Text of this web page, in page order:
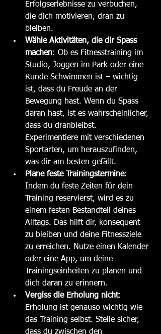
Erfolgserlebnisse zu verbuchen,
die dich motivieren, dran zu
bleiben.
Wähle Aktivitäten, die dir Spass
machen: Ob es Fitnesstraining im
Studio, Joggen im Park oder eine
Runde Schwimmen ist – wichtig
ist, dass du Freude an der
Bewegung hast. Wenn du Spass
daran hast, ist es wahrscheinlicher,
dass du dranbleibst.
Experimentiere mit verschiedenen
Sportarten, um herauszufinden,
was dir am besten gefällt.
Plane feste Trainingstermine:
Indem du feste Zeiten für dein
Training reservierst, wird es zu
einem festen Bestandteil deines
Alltags. Das hilft dir, konsequent
zu bleiben und deine Fitnessziele
zu erreichen. Nutze einen Kalender
oder eine App, um deine
Trainingseinheiten zu planen und
dich daran zu erinnern.
Vergiss die Erholung nicht:
Erholung ist genauso wichtig wie
das Training selbst. Stelle sicher,
dass du zwischen den